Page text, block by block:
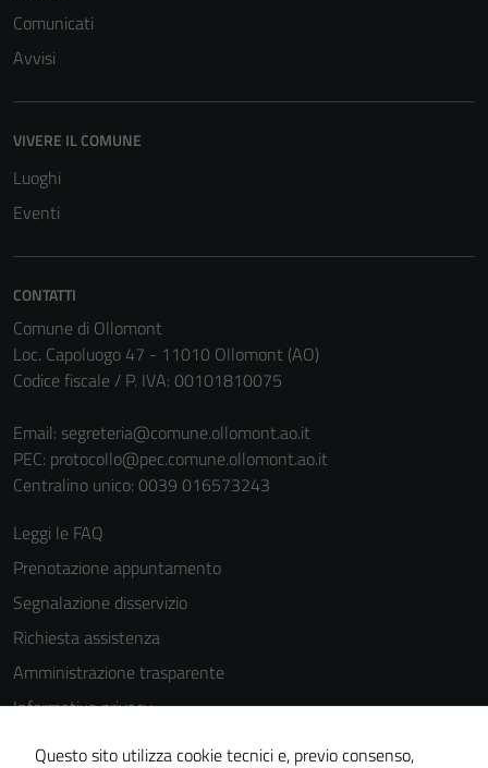
Comunicati
Avvisi
VIVERE IL COMUNE
Luoghi
Eventi
CONTATTI
Comune di Ollomont
Loc. Capoluogo 47 - 11010 Ollomont (AO)
Codice fiscale / P. IVA: 00101810075
Email: segreteria@comune.ollomont.ao.it
PEC: protocollo@pec.comune.ollomont.ao.it
Centralino unico: 0039 016573243
Leggi le FAQ
Prenotazione appuntamento
Segnalazione disservizio
Richiesta assistenza
Amministrazione trasparente
Informativa privacy
Cookie Policy
Questo sito utilizza cookie tecnici e, previo consenso,
Tecnici